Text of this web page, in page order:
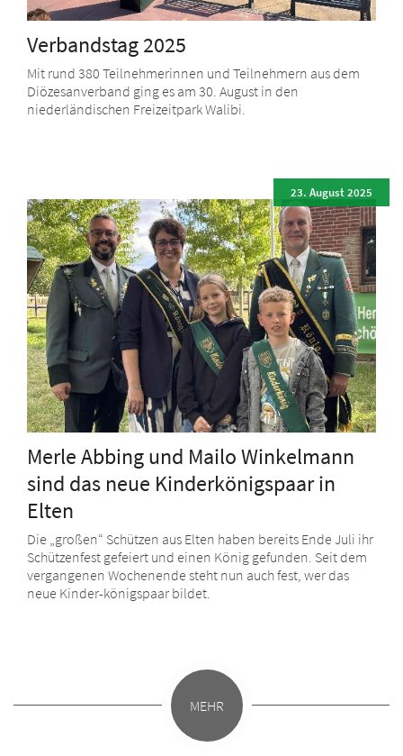
Verbandstag 2025
Mit rund 380 Teilnehmerinnen und Teilnehmern aus dem
Diözesanverband ging es am 30. August in den
niederländischen Freizeitpark Walibi.
Merle Abbing und Mailo Winkelmann
sind das neue Kinderkönigspaar in
Elten
23. August 2025
Die „großen“ Schützen aus Elten haben bereits Ende Juli ihr
Schützenfest gefeiert und einen König gefunden. Seit dem
vergangenen Wochenende steht nun auch fest, wer das
neue Kinder-königspaar bildet.
MEHR